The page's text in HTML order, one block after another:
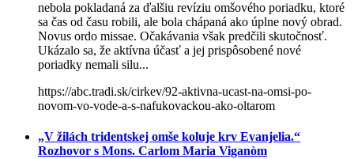
nebola pokladaná za ďalšiu revíziu omšového poriadku, ktoré
sa čas od času robili, ale bola chápaná ako úplne nový obrad.
Novus ordo missae. Očakávania však predčili skutočnosť.
Ukázalo sa, že aktívna účasť a jej prispôsobené nové
poriadky nemali silu...
https://abc.tradi.sk/cirkev/92-aktivna-ucast-na-omsi-po-
novom-vo-vode-a-s-nafukovackou-ako-oltarom
„V žilách tridentskej omše koluje krv Evanjelia.“
Rozhovor s Mons. Carlom Maria Viganòm